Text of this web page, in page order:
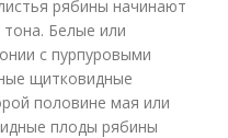
рябины начинают
Белые или
с пурпуровыми
щитковидные
половине мая или
плоды рябины